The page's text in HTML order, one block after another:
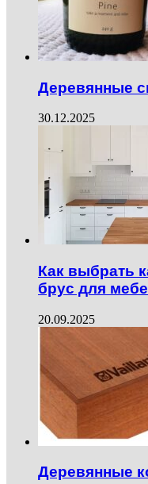
Деревянные
30.12.2025
Как выбрать
брус для
20.09.2025
Деревянные